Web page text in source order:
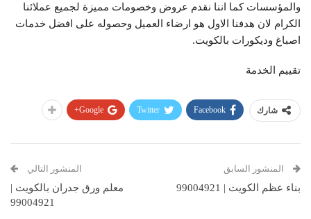
والمؤسسات كما اننا نقدم عروض وخصومات مميزة لجميع عملائنا
الكرام لان هدفنا الاول هو ارضاء العميل وحصوله على افضل خدمات
اصباغ وديكورات بالكويت.
تقييم الخدمة
شارك Facebook
Twitter
Google+
المنشور السابق
بناء عظم الكويت | 99004921
المنشور التالي
معلم ورق جدران بالكويت |
99004921